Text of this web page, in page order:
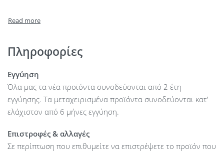
Πληροφορίες
Εγγύηση
Όλα μας τα νέα προϊόντα συνοδεύονται από 2 έτη
εγγύησης. Τα μεταχειρισμένα προϊόντα συνοδεύονται κατ’
ελάχιστον από 6 μήνες εγγύηση.
Επιστροφές & αλλαγές
Σε περίπτωση που επιθυμείτε να επιστρέψετε το προϊόν που